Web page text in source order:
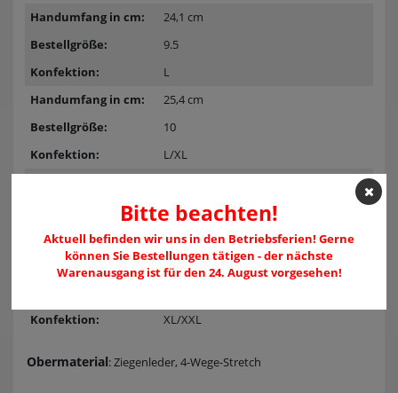
24,1 cm
9.5
L
25,4 cm
10
L/XL
10.5
XL
27,9 cm
XL/XXL
Obermaterial: Ziegenleder, 4-Wege-Stretch
Bitte beachten!
Aktuell befinden wir uns in den Betriebsferien! Gerne
können Sie Bestellungen tätigen - der nächste
Warenausgang ist für den 24. August vorgesehen!